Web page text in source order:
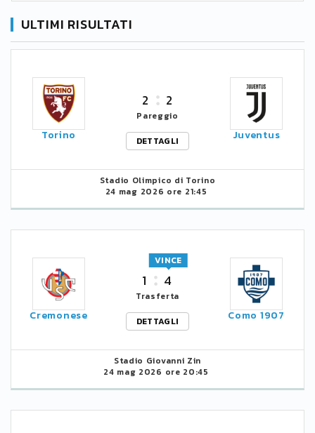
ULTIMI RISULTATI
Torino
2 2
Pareggio
DETTAGLI
Juventus
Stadio Olimpico di Torino
24 mag 2026 ore 21:45
Cremonese
1 4
VINCE
Trasferta
DETTAGLI
Como 1907
Stadio Giovanni Zin
24 mag 2026 ore 20:45